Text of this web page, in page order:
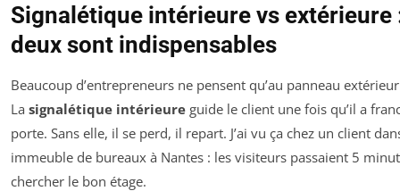
Signalétique intérieure vs extérieure
deux sont indispensables
Beaucoup d’entrepreneurs ne pensent qu’au panneau
La signalétique intérieure guide le client une fois qu’il a
porte. Sans elle, il se perd, il repart. J’ai vu ça chez un client
immeuble de bureaux à Nantes : les visiteurs passaient 5
chercher le bon étage.